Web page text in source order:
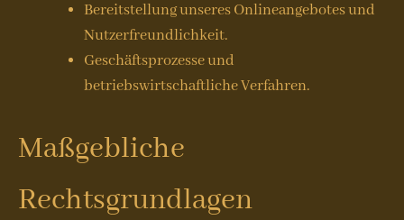
Bereitstellung unseres Onlineangebotes und
Nutzerfreundlichkeit.
Geschäftsprozesse und
betriebswirtschaftliche Verfahren.
Maßgebliche
Rechtsgrundlagen